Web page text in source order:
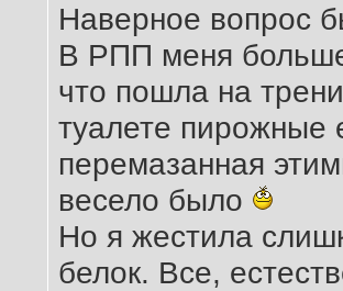
Наверное вопрос
В РПП меня больше
что пошла на
туалете пирожные
перемазанная
весело было
Но я жестила
белок. Все,